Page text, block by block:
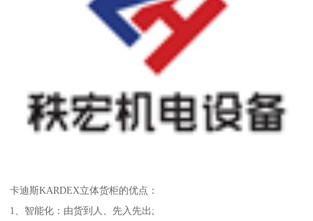
卡迪斯KARDEX立体货柜的优点：
1、智能化：由货到人、先入先出;